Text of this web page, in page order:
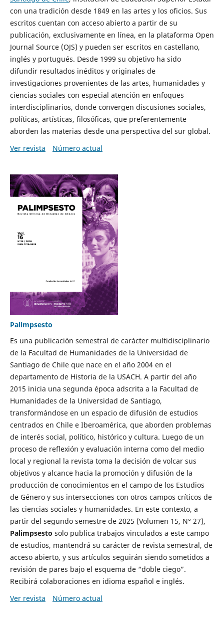
con una tradición desde 1849 en las artes y los oficios. Sus
escritos cuentan con acceso abierto a partir de su
publicación, exclusivamente en línea, en la plataforma Open
Journal Source (OJS) y pueden ser escritos en castellano,
inglés y portugués. Desde 1999 su objetivo ha sido
difundir resultados inéditos y originales de
investigaciones provenientes de las artes, humanidades y
ciencias sociales con especial atención en enfoques
interdisciplinarios, donde convergen discusiones sociales,
políticas, artísticas, filosóficas, que preferentemente
aborden las materias desde una perspectiva del sur global.
Ver revista
Número actual
Palimpsesto
Es una publicación semestral de carácter multidisciplinario
de la Facultad de Humanidades de la Universidad de
Santiago de Chile que nace en el año 2004 en el
departamento de Historia de la USACH. A partir del año
2015 inicia una segunda época adscrita a la Facultad de
Humanidades de la Universidad de Santiago,
transformándose en un espacio de difusión de estudios
centrados en Chile e Iberoamérica, que aborden problemas
de interés social, político, histórico y cultura. Luego de un
proceso de reflexión y evaluación interna como del medio
local y regional la revista toma la decisión de volcar sus
objetivos y alcance hacia la promoción y difusión de la
producción de conocimientos en el campo de los Estudios
de Género y sus intersecciones con otros campos críticos de
las ciencias sociales y humanidades. En este contexto, a
partir del segundo semestre de 2025 (Volumen 15, N° 27),
Palimpsesto solo publica trabajos vinculados a este campo
de estudios, mantendrá su carácter de revista semestral, de
acceso abierto, y sus artículos seguirán siendo sometidos a
revisión de pares bajo el esquema de “doble ciego”.
Recibirá colaboraciones en idioma español e inglés.
Ver revista
Número actual